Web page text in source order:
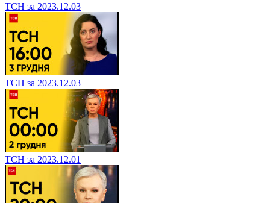
ТСН за 2023.12.03
ТСН за 2023.12.03
ТСН за 2023.12.01